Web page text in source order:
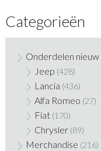
Categorieën
Onderdelen nieuw
Jeep (428)
Lancia (436)
Alfa Romeo (27)
Fiat (170)
Chrysler (89)
Merchandise (216)